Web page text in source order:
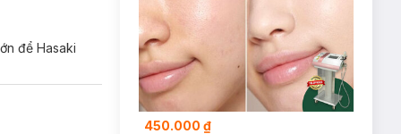
để Hasaki
450.000 ₫